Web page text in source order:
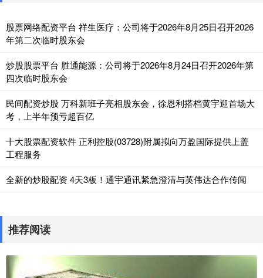
股票网络配资平台 祥生医疗：公司将于2026年8月25日召开2026
年第二次临时股东会
炒股股票平台 胜通能源：公司将于2026年8月24日召开2026年第
四次临时股东会
民间配资炒股 万科新班子亮相股东会，徐恩利搭档黄宇迎首场大
考，上半年预亏超百亿
十大股票配资软件 正利控股(03728)附属拟向万盈国际提供上盖
工程服务
全新的炒股配资 4天3板！通宇通讯紧急澄清与英伟达合作传闻
推荐阅读